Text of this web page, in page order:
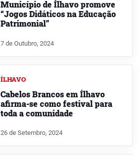
Município de Ílhavo promove
“Jogos Didáticos na Educação
Patrimonial”
7 de Outubro, 2024
ÍLHAVO
Cabelos Brancos em Ílhavo
afirma-se como festival para
toda a comunidade
26 de Setembro, 2024